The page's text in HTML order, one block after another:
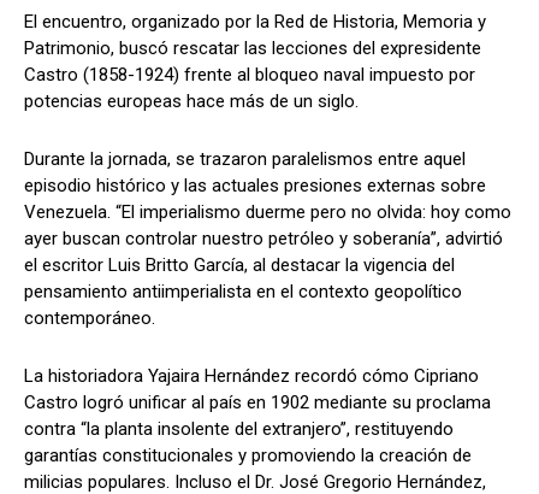
El encuentro, organizado por la Red de Historia, Memoria y
Patrimonio, buscó rescatar las lecciones del expresidente
Castro (1858-1924) frente al bloqueo naval impuesto por
potencias europeas hace más de un siglo.
Durante la jornada, se trazaron paralelismos entre aquel
episodio histórico y las actuales presiones externas sobre
Venezuela. “El imperialismo duerme pero no olvida: hoy como
ayer buscan controlar nuestro petróleo y soberanía”, advirtió
el escritor Luis Britto García, al destacar la vigencia del
pensamiento antiimperialista en el contexto geopolítico
contemporáneo.
La historiadora Yajaira Hernández recordó cómo Cipriano
Castro logró unificar al país en 1902 mediante su proclama
contra “la planta insolente del extranjero”, restituyendo
garantías constitucionales y promoviendo la creación de
milicias populares. Incluso el Dr. José Gregorio Hernández,